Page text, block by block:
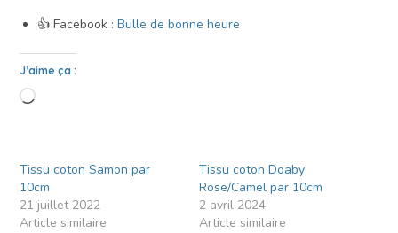
👍 Facebook :Bulle de bonne heure
J’aime ça :
Tissu coton Samon par
10cm
21 juillet 2022
Article similaire
Tissu coton Doaby
Rose/Camel par 10cm
2 avril 2024
Article similaire